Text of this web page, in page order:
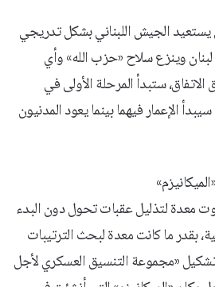
الجيش اللبناني بشكل تدريجي
‌وينزع سلاح «حزب الله» وأي
ستبدأ ⁠المرحلة الأولى ​في
الإعمار فيهما بينما يعود المدنيون
معدة لتذليل عقبات تحول دون البدء
بقدر ما كانت معدة لبحث الترتيبات
تشكيل «مجموعة التنسيق العسكري لأجل